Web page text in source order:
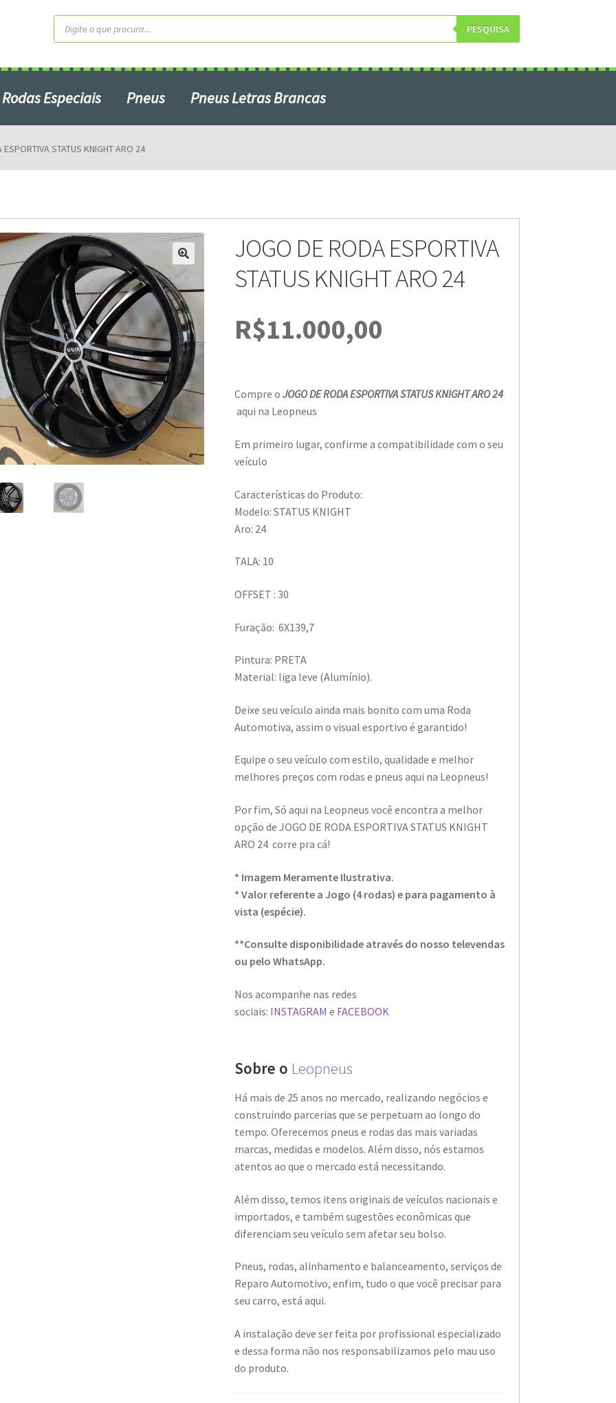
Pesquisar
produtos PESQUISA
Rodas Especiais Pneus Pneus Letras Brancas
STATUS KNIGHT ARO 24
JOGO DE RODA ESPORTIVA
STATUS KNIGHT ARO 24
R$11.000,00
Compre o JOGO DE RODA ESPORTIVA STATUS KNIGHT ARO 24
aqui na Leopneus
Em primeiro lugar, confirme a compatibilidade com o seu
veículo
Características do Produto:
Modelo: STATUS KNIGHT
Aro: 24
TALA: 10
OFFSET : 30
Furação: 6X139,7
Pintura: PRETA
Material: liga leve (Alumínio).
Deixe seu veículo ainda mais bonito com uma Roda
Automotiva, assim o visual esportivo é garantido!
Equipe o seu veículo com estilo, qualidade e melhor
melhores preços com rodas e pneus aqui na Leopneus!
Por fim, Só aqui na Leopneus você encontra a melhor
opção de JOGO DE RODA ESPORTIVA STATUS KNIGHT
ARO 24 corre pra cá!
* Imagem Meramente Ilustrativa.
* Valor referente a Jogo (4 rodas) e para pagamento à
vista (espécie).
**Consulte disponibilidade através do nosso televendas
ou pelo WhatsApp.
Nos acompanhe nas redes
sociais: INSTAGRAM e FACEBOOK
Sobre o Leopneus
Há mais de 25 anos no mercado, realizando negócios e
construindo parcerias que se perpetuam ao longo do
tempo. Oferecemos pneus e rodas das mais variadas
marcas, medidas e modelos. Além disso, nós estamos
atentos ao que o mercado está necessitando.
Além disso, temos itens originais de veículos nacionais e
importados, e também sugestões econômicas que
diferenciam seu veículo sem afetar seu bolso.
Pneus, rodas, alinhamento e balanceamento, serviços de
Reparo Automotivo, enfim, tudo o que você precisar para
seu carro, está aqui.
A instalação deve ser feita por profissional especializado
e dessa forma não nos responsabilizamos pelo mau uso
do produto.